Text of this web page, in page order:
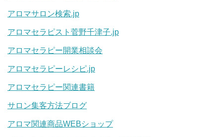
アロマサロン検索.jp
アロマセラピスト菅野千津子.jp
アロマセラピー開業相談会
アロマセラピーレシピ.jp
アロマセラピー関連書籍
サロン集客方法ブログ
アロマ関連商品WEBショップ